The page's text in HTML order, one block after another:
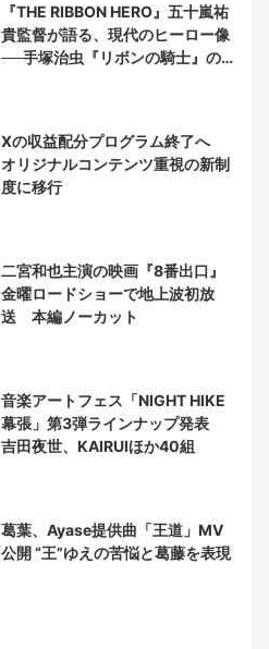
『THE RIBBON HERO』五十嵐祐
貴監督が語る、現代のヒーロー像
──手塚治虫『リボンの騎士』の
Xの収益配分プログラム終了へ
オリジナルコンテンツ重視の新制
度に移行
二宮和也主演の映画『8番出口』
金曜ロードショーで地上波初放
送 本編ノーカット
音楽アートフェス「NIGHT HIKE
幕張」第3弾ラインナップ発表
吉田夜世、KAIRUIほか40組
葛葉、Ayase提供曲「王道」MV
公開 “王”ゆえの苦悩と葛藤を表現